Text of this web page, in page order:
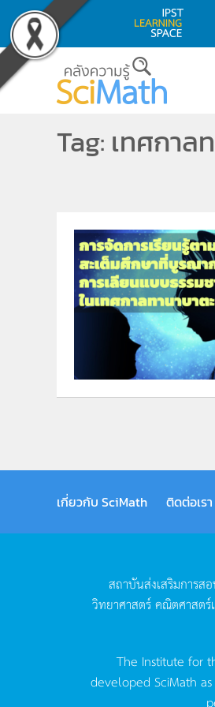
Skip to main content
Tag: เทศกาล
เกี่ยวกับ SciMath ติดต่อเรา
สถาบันส่งเสริมการส
วิทยาศาสตร์คณิตศาสตร์
The Institute for
developed SciMath